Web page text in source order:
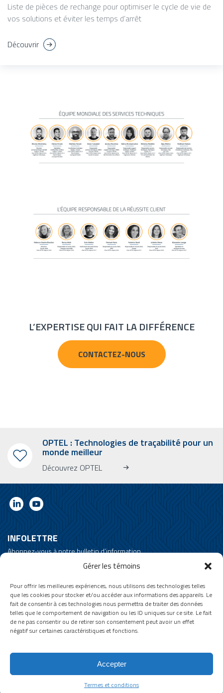
Gérer les témoins
Pour offrir les meilleures expériences, nous utilisons des technologies telles
que les cookies pour stocker et/ou accéder aux informations des appareils. Le
fait de consentir à ces technologies nous permettra de traiter des données
telles que le comportement de navigation ou les ID uniques sur ce site. Le fait
de ne pas consentir ou de retirer son consentement peut avoir un effet
négatif sur certaines caractéristiques et fonctions.
Accepter
Termes et conditions
Liste de pièces de rechange pour optimiser le cycle de vie de
vos solutions et éviter les temps d’arrêt
Découvrir
L’EXPERTISE QUI FAIT LA DIFFÉRENCE
CONTACTEZ-NOUS
OPTEL : Technologies de traçabilité pour un
monde meilleur
Découvrez OPTEL
INFOLETTRE
Abonnez-vous à notre bulletin d’information
Apprenez-en plus sur OPTEL, nos prochains événements et nos
* Veuillez noter que l’infolettre ainsi que nos vidéos sont uniquement en
anglais.
Email
Termes et conditions
© 2026 by Optel Vision inc. f.a.s.r.s. "Groupe Optel" . All rights
O2web